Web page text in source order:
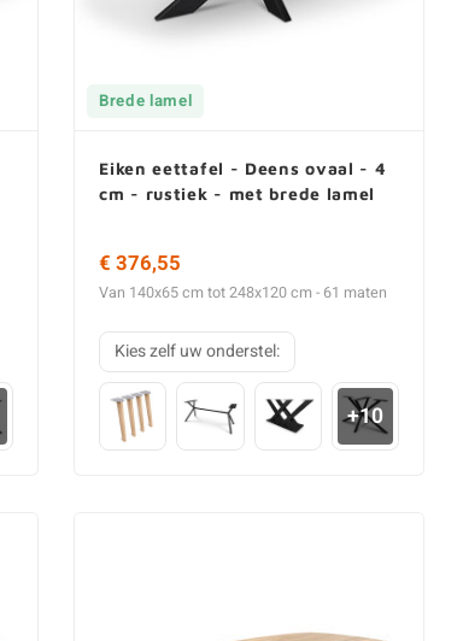
Brede lamel
Eiken eettafel - Deens ovaal - 4
cm - rustiek - met brede lamel
€ 376,55
Van 140x65 cm tot 248x120 cm - 61 maten
Kies zelf uw onderstel:
+10